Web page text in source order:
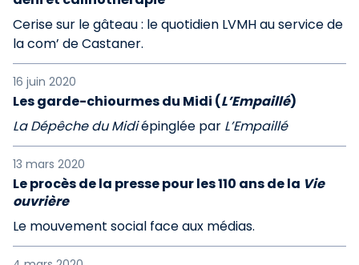
Cerise sur le gâteau : le quotidien LVMH au service de
la com’ de Castaner.
16 juin 2020
Les garde-chiourmes du Midi (L’Empaillé)
La Dépêche du Midiépinglée par L’Empaillé
13 mars 2020
Le procès de la presse pour les 110 ans de la Vie
ouvrière
Le mouvement social face aux médias.